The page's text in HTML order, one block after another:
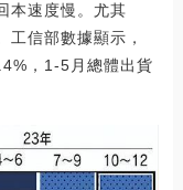
本速度慢。尤其
工信部數據顯示，
，1-5月總體出貨